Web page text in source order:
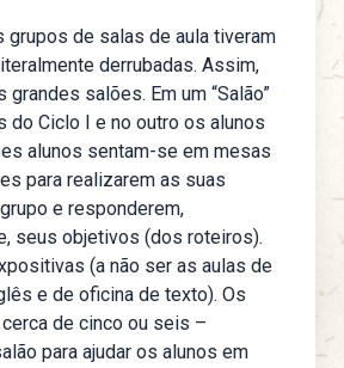
grupos de salas de aula tiveram
derrubadas. Assim,
salões. Em um “Salão”
do Ciclo I e no outro os alunos
alunos sentam-se em mesas
para realizarem as suas
e responderem,
seus objetivos (dos roteiros).
(a não ser as aulas de
e de oficina de texto). Os
de cinco ou seis –
para ajudar os alunos em